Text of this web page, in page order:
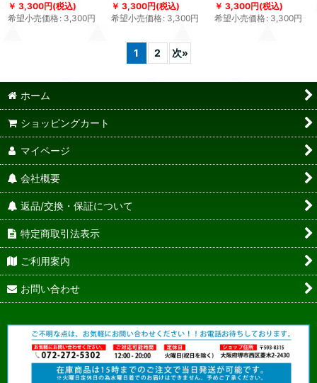
3,300円(税込)
希望小売価格: 3,300円
3,300円(税込)
希望小売価格: 3,300円
3,300円(税込)
希望小売価格: 3,300円
1 2 次»
ホーム
ショッピングカート
マイページ
会社概要
返品/交換・保証について
特定商取引法表示
ご利用案内
お問い合わせ